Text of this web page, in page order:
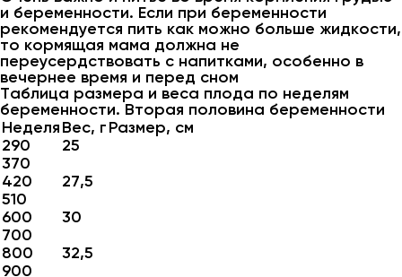
и беременности. Если при беременности
рекомендуется пить как можно больше жидкости,
то кормящая мама должна не
переусердствовать с напитками, особенно в
вечернее время и перед сном
Таблица размера и веса плода по неделям
беременности. Вторая половина беременности
НеделяВес, гРазмер, см
290
25
370
420
27,5
510
600
30
700
800
32,5
900